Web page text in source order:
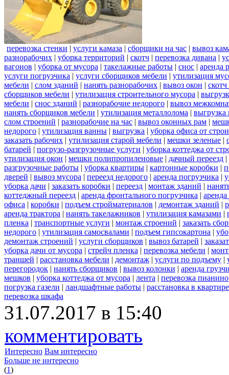
перевозка стенки | услуги камаза | сборщики на час | вывоз
разнорабочих | уборка территорий | скотч | перевозка дивана |
вагонов | уборка от мусора | такелажные работы | снос | аренда
услуги погрузчика | услуги сборщиков мебели | утилизация
мебели | слом зданий | нанять разнорабочих | вывоз окон |
сборщиков мебели | утилизация строительного мусора |
мебели | снос зданий | разнорабочие недорого | вывоз
нанять сборщиков мебели | утилизация металлолома | выгрузка
слом строений | разнорабочие на час | вывоз оконных рам |
недорого | утилизация ванны | выгрузка | уборка офиса от
заказать рабочих | утилизация старой мебели | мешки зеленые |
батарей | погрузо-разгрузочные услуги | уборка коттеджа от
утилизация окон | мешки полипропиленовые | дачный переезд |
разгрузочные работы | уборка квартиры | картонные коробки |
дверей | вывоз мусора | переезд недорого | аренда погрузчика |
уборка дачи | заказать коробки | переезд | монтаж зданий |
коттеджный переезд | аренда фронтального погрузчика |
офиса | коробки | подъем стройматериалов | демонтаж зданий |
аренда трактора | нанять такелажников | утилизация камазами |
пленка | транспортные услуги | монтаж строений | заказать
недорого | утилизация самосвалами | подъем гипсокартона |
демонтаж строений | услуги сборщиков | вывоз батарей |
уборка дачи от мусора | стрейч пленка | перевозка мебели |
траншей | расстановка мебели | демонтаж | услуги по подъему |
перегородок | нанять сборщиков | вывоз колонки | аренда
мешков | уборка коттеджа от мусора | лента | перевозка пианино
погрузка газели | ландшафтные работы | расстановка в квартире
перевозка шкафа
31.07.2017 в 15:40
комментировать
Интересно Вам интересно
Больше не интересно
(1)